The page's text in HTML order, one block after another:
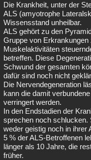
Die Krankheit, unter der
ALS (amyotrophe
Wissensstand unheilbar.
ALS gehört zu den
Gruppe von
Muskelaktivitäten
betreffen. Diese
Schwund der gesamten
dafür sind noch nicht
Die Nervendegeneration
kann die damit
verringert werden.
In den Endstadien der
sprechen noch schlucken.
weder geistig noch in ihrer
5 % der ALS-Betroffenen
länger als 10 Jahre, die
früher.